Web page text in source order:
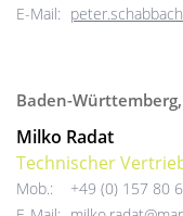
E-Mail:
Baden-
Milko Radat
Technischer
Mob.:
+49 (0) 157 80